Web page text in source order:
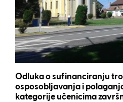
Odluka o sufinanciranju
osposobljavanja i
kategorije učenicima